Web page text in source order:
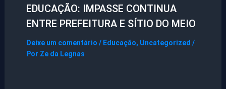
EDUCAÇÃO: IMPASSE CONTINUA
ENTRE PREFEITURA E SÍTIO DO MEIO
Deixe um comentário / Educação, Uncategorized /
Por Ze da Legnas